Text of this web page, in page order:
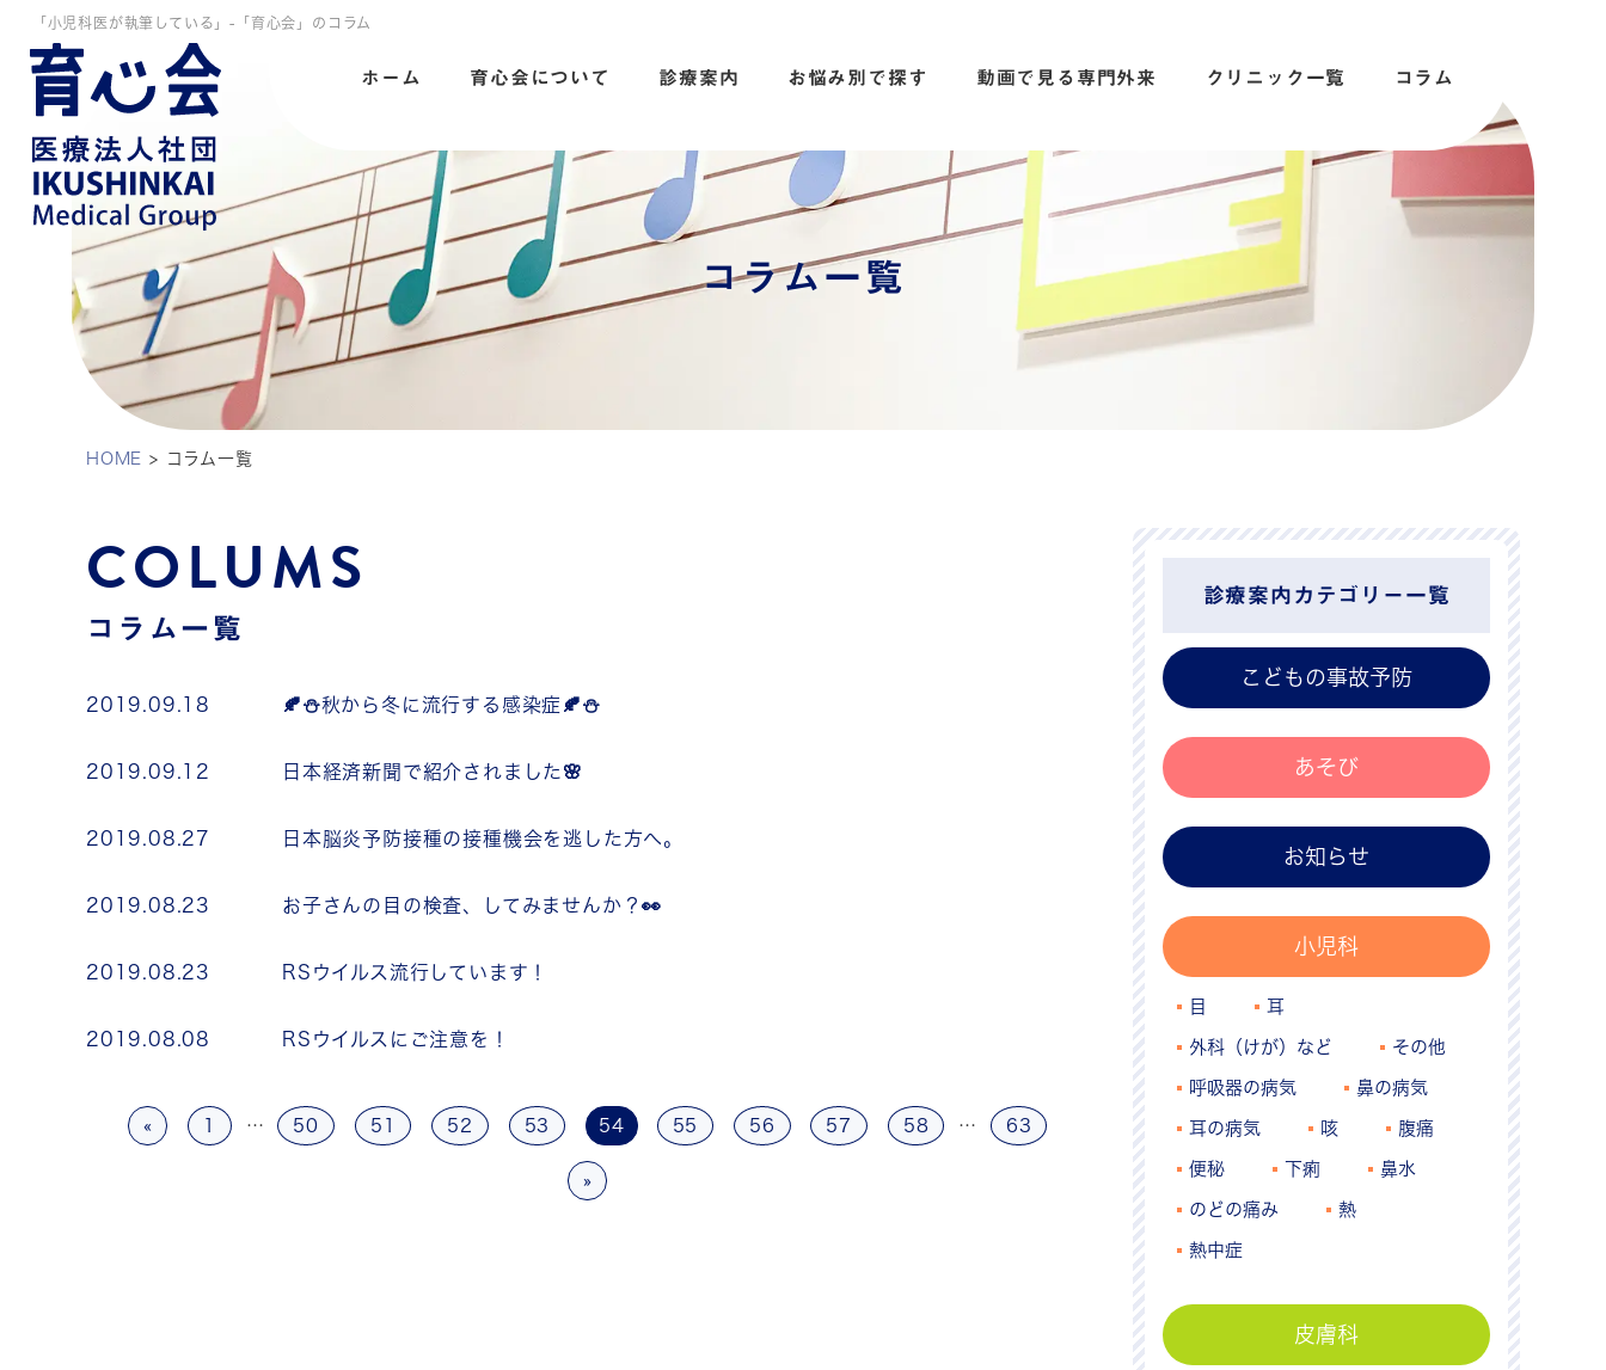
「小児科医が執筆している」-「育心会」のコラム
ホーム 育心会について 診療案内 お悩み別で探す 動画で見る専門外来 クリニック一覧 コラム
コラム一覧
HOME > コラム一覧
コラム一覧
COLUMS
2019.09.18 🍂⛄秋から冬に流行する感染症🍂⛄
2019.09.12 日本経済新聞で紹介されました🌸
2019.08.27 日本脳炎予防接種の接種機会を逃した方へ。
2019.08.23 お子さんの目の検査、してみませんか？👀
2019.08.23 RSウイルス流行しています！
2019.08.08 RSウイルスにご注意を！
« … 50 51 52 53 54 55 56 57 58 … 63
»
診療案内カテゴリー一覧
こどもの事故予防
あそび
お知らせ
小児科
目 耳
外科（けが）など その他
呼吸器の病気 鼻の病気
耳の病気 咳 腹痛
便秘 下痢 鼻水
のどの痛み 熱
熱中症
皮膚科